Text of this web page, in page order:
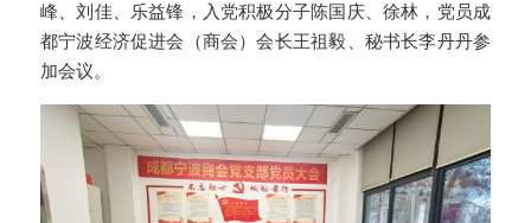
峰、刘佳、乐益锋，入党积极分子陈国庆、徐林，党员成
都宁波经济促进会（商会）会长王祖毅、秘书长李丹丹参
加会议。